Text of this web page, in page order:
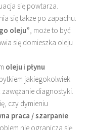
się powtarza.
się także po zapachu.
oleju” , może to być
się domieszka oleju
oleju i płynu
jakiegokolwiek
diagnostyki.
czy dymieniu
praca / szarpanie
nie ogranicza się